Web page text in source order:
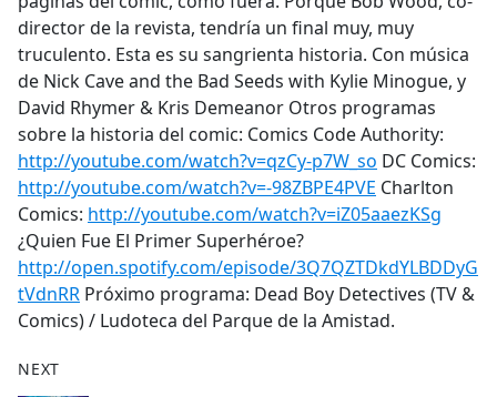
director de la revista, tendría un final muy, muy
truculento. Esta es su sangrienta historia. Con música
de Nick Cave and the Bad Seeds with Kylie Minogue, y
David Rhymer & Kris Demeanor Otros programas
sobre la historia del comic: Comics Code Authority:
http://youtube.com/watch?v=qzCy-p7W_so DC Comics:
http://youtube.com/watch?v=-98ZBPE4PVE Charlton
Comics: http://youtube.com/watch?v=iZ05aaezKSg
¿Quien Fue El Primer Superhéroe?
http://open.spotify.com/episode/3Q7QZTDkdYLBDDyG
tVdnRR Próximo programa: Dead Boy Detectives (TV &
Comics) / Ludoteca del Parque de la Amistad.
NEXT